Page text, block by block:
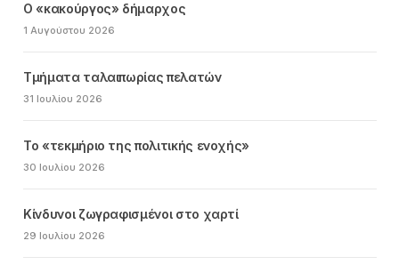
Ο «κακούργος» δήμαρχος
1 Αυγούστου 2026
Τμήματα ταλαιπωρίας πελατών
31 Ιουλίου 2026
Το «τεκμήριο της πολιτικής ενοχής»
30 Ιουλίου 2026
Κίνδυνοι ζωγραφισμένοι στο χαρτί
29 Ιουλίου 2026